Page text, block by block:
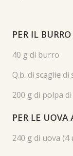
PER IL
40 g di burro
Q.b. di scaglie di
200 g di polpa
PER LE UOVA
240 g di uova (4